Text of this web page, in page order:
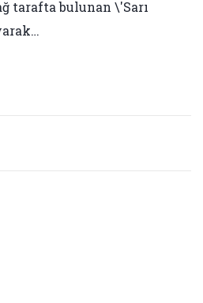
tarafta bulunan \'Sarı